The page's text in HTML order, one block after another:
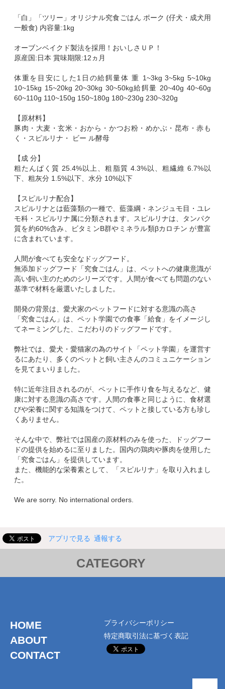
「白」「ツリー」オリジナル究食ごはん ポーク (仔犬・成犬用
一般食) 内容量:1kg
オーブンベイクド製法を採用！おいしさＵＰ！
原産国:日本 賞味期限:12ヵ月
体重を目安にした1日の給餌量体 重 1~3kg 3~5kg 5~10kg
10~15kg 15~20kg 20~30kg 30~50kg給餌量 20~40g 40~60g
60~110g 110~150g 150~180g 180~230g 230~320g
【原材料】
豚肉・大麦・玄米・おから・かつお粉・めかぶ・昆布・赤も
く・スピルリナ・ ビー ル酵母
【成 分】
粗たんぱく質 25.4%以上、粗脂質 4.3%以、粗繊維 6.7%以
下、粗灰分 1.5%以下、水分 10%以下
【スピルリナ配合】
スピルリナとは藍藻類の一種で、藍藻綱・ネンジュモ目・ユレ
モ科・スピルリナ属に分類されます。スピルリナは、タンパク
質を約60%含み、ビタミンB群やミネラル類βカロチン が豊富
に含まれています。
人間が食べても安全なドッグフード。
無添加ドッグフード「究食ごはん」は、ペットへの健康意識が
高い飼い主のためのシリーズです。人間が食べても問題のない
基準で材料を厳選いたしました。
開発の背景は、愛犬家のペットフードに対する意識の高さ
「究食ごはん」は、ペット学園での食事「給食」をイメージし
てネーミングした、こだわりのドッグフードです。
弊社では、愛犬・愛猫家の為のサイト「ペット学園」を運営す
るにあたり、多くのペットと飼い主さんのコミュニケーション
を見てまいりました。
特に近年注目されるのが、ペットに手作り食を与えるなど、健
康に対する意識の高さです。人間の食事と同じように、食材選
びや栄養に関する知識をつけて、ペットと接している方も珍し
くありません。
そんな中で、弊社では国産の原材料のみを使った、ドッグフー
ドの提供を始めるに至りました。国内の鶏肉や豚肉を使用した
「究食ごはん」を提供しています。
また、機能的な栄養素として、「スピルリナ」を取り入れまし
た。
We are sorry. No international orders.
アプリで見る 通報する
CATEGORY
オリジナルデザイン チキン
ポーク エゾ鹿肉
HOME
ABOUT
CONTACT
プライバシーポリシー
特定商取引法に基づく表記